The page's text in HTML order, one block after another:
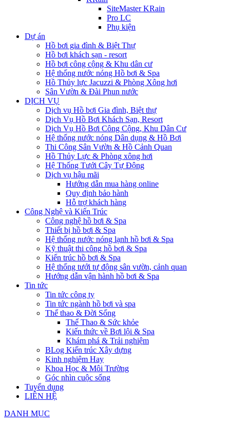
SiteMaster KRain
Pro LC
Phụ kiện
Dự án
Hồ bơi gia đình & Biệt Thự
Hồ bơi khách sạn - resort
Hồ bơi công cộng & Khu dân cư
Hệ thống nước nóng Hồ bơi & Spa
Hồ Thủy lực Jacuzzi & Phòng Xông hơi
Sân Vườn & Đài Phun nước
DỊCH VỤ
Dịch vụ Hồ bơi Gia đình, Biệt thự
Dịch Vụ Hồ Bơi Khách Sạn, Resort
Dịch Vụ Hồ Bơi Công Cộng, Khu Dân Cư
Hệ thống nước nóng Dân dụng & Hồ Bơi
Thi Công Sân Vườn & Hồ Cảnh Quan
Hồ Thủy Lực & Phòng xông hơi
Hệ Thống Tưới Cây Tự Động
Dịch vụ hậu mãi
Hướng dẫn mua hàng online
Quy định bảo hành
Hỗ trợ khách hàng
Công Nghệ và Kiến Trúc
Công nghệ hồ bơi & Spa
Thiết bị hồ bơi & Spa
Hệ thống nước nóng lạnh hồ bơi & Spa
Kỹ thuật thi công hồ bơi & Spa
Kiến trúc hồ bơi & Spa
Hệ thống tưới tự động sân vườn, cảnh quan
Hướng dẫn vận hành hồ bơi & Spa
Tin tức
Tin tức công ty
Tin tức ngành hồ bơi và spa
Thể thao & Đời Sống
Thể Thao & Sức khỏe
Kiến thức về Bơi lội & Spa
Khám phá & Trải nghiệm
BLog Kiến trúc Xây dựng
Kinh nghiệm Hay
Khoa Học & Môi Trường
Góc nhìn cuộc sống
Tuyển dụng
LIÊN HỆ
DANH MỤC